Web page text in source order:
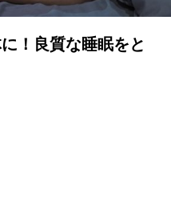
！良質な睡眠をと